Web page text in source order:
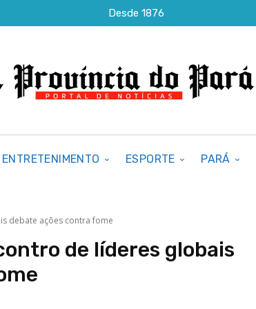
Desde 1876
ENTRETENIMENTO ESPORTE PARÁ
debate ações contra fome
de líderes globais